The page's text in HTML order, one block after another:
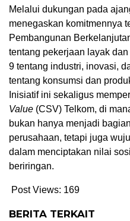
Melalui dukungan pada
menegaskan komitmennya
Pembangunan
tentang pekerjaan layak
9 tentang industri, inovasi,
tentang konsumsi dan
Inisiatif ini sekaligus
Value (CSV) Telkom, di
bukan hanya menjadi
perusahaan, tetapi juga
dalam menciptakan nilai
beriringan.
Post Views: 169
BERITA TERKAIT